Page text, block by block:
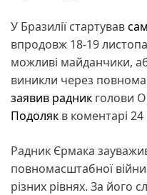
У Бразилії стартував
впродовж 18-19
можливі майданчики,
виникли через
заявив радник голови
Подоляк в коментарі 24
Радник Єрмака
повномасштабної
різних рівнях. За його